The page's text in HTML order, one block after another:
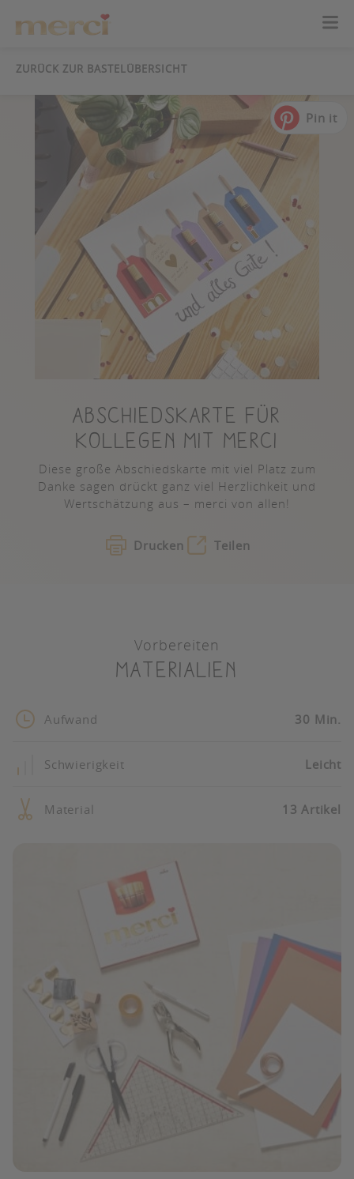
ZURÜCK ZUR BASTELÜBERSICHT
ABSCHIEDSKARTE FÜR
KOLLEGEN MIT MERCI
Diese große Abschiedskarte mit viel Platz zum
Danke sagen drückt ganz viel Herzlichkeit und
Wertschätzung aus – merci von allen!
Drucken Teilen
Vorbereiten
Materialien
Aufwand 30 Min.
Schwierigkeit Leicht
Material 13 Artikel